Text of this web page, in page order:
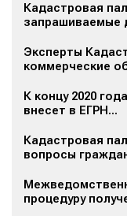
Кадастровая
запрашиваемые
Эксперты
коммерческие
К концу 2020
внесет в ЕГРН...
Кадастровая
вопросы
процедуру